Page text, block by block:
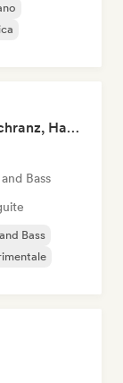
Tokyo Electronic Drift 🏎️ Schranz, Hard Techno & Anime EDM
Bass
Bass